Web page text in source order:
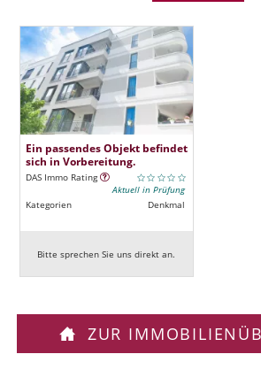
Ein passendes Objekt befindet
sich in Vorbereitung.
DAS Immo Rating
Aktuell in Prüfung
Kategorien
Denkmal
Bitte sprechen Sie uns direkt an.
ZUR